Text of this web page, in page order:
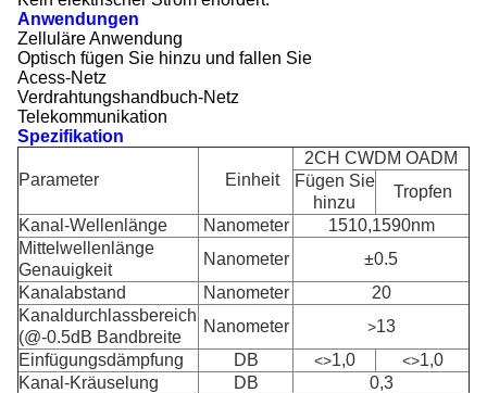
Anwendungen
Zelluläre Anwendung
Optisch fügen Sie hinzu und fallen Sie
Acess-Netz
Verdrahtungshandbuch-Netz
Telekommunikation
Spezifikation
Parameter Einheit
2CH CWDM OADM
Fügen Sie
hinzu
Tropfen
Kanal-Wellenlänge
Nanometer
1510,1590nm
Mittelwellenlänge
Genauigkeit
Nanometer
±0.5
Kanalabstand
Nanometer
20
Kanaldurchlassbereich
(@-0.5dB Bandbreite
Nanometer >13
Einfügungsdämpfung
DB <>1,0 <>1,0
Kanal-Kräuselung
DB 0,3